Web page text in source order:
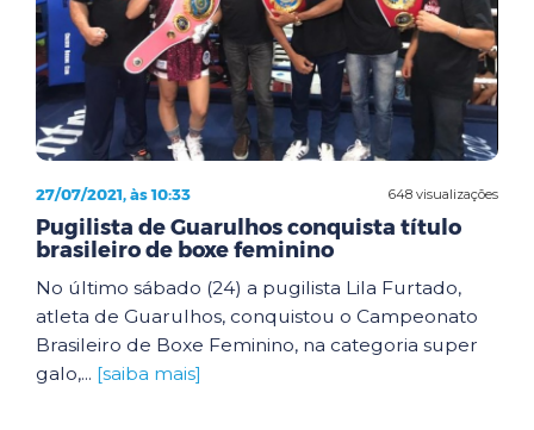
648 visualizações
27/07/2021, às 10:33
Pugilista de Guarulhos conquista título
brasileiro de boxe feminino
No último sábado (24) a pugilista Lila Furtado,
atleta de Guarulhos, conquistou o Campeonato
Brasileiro de Boxe Feminino, na categoria super
galo,... [saiba mais]